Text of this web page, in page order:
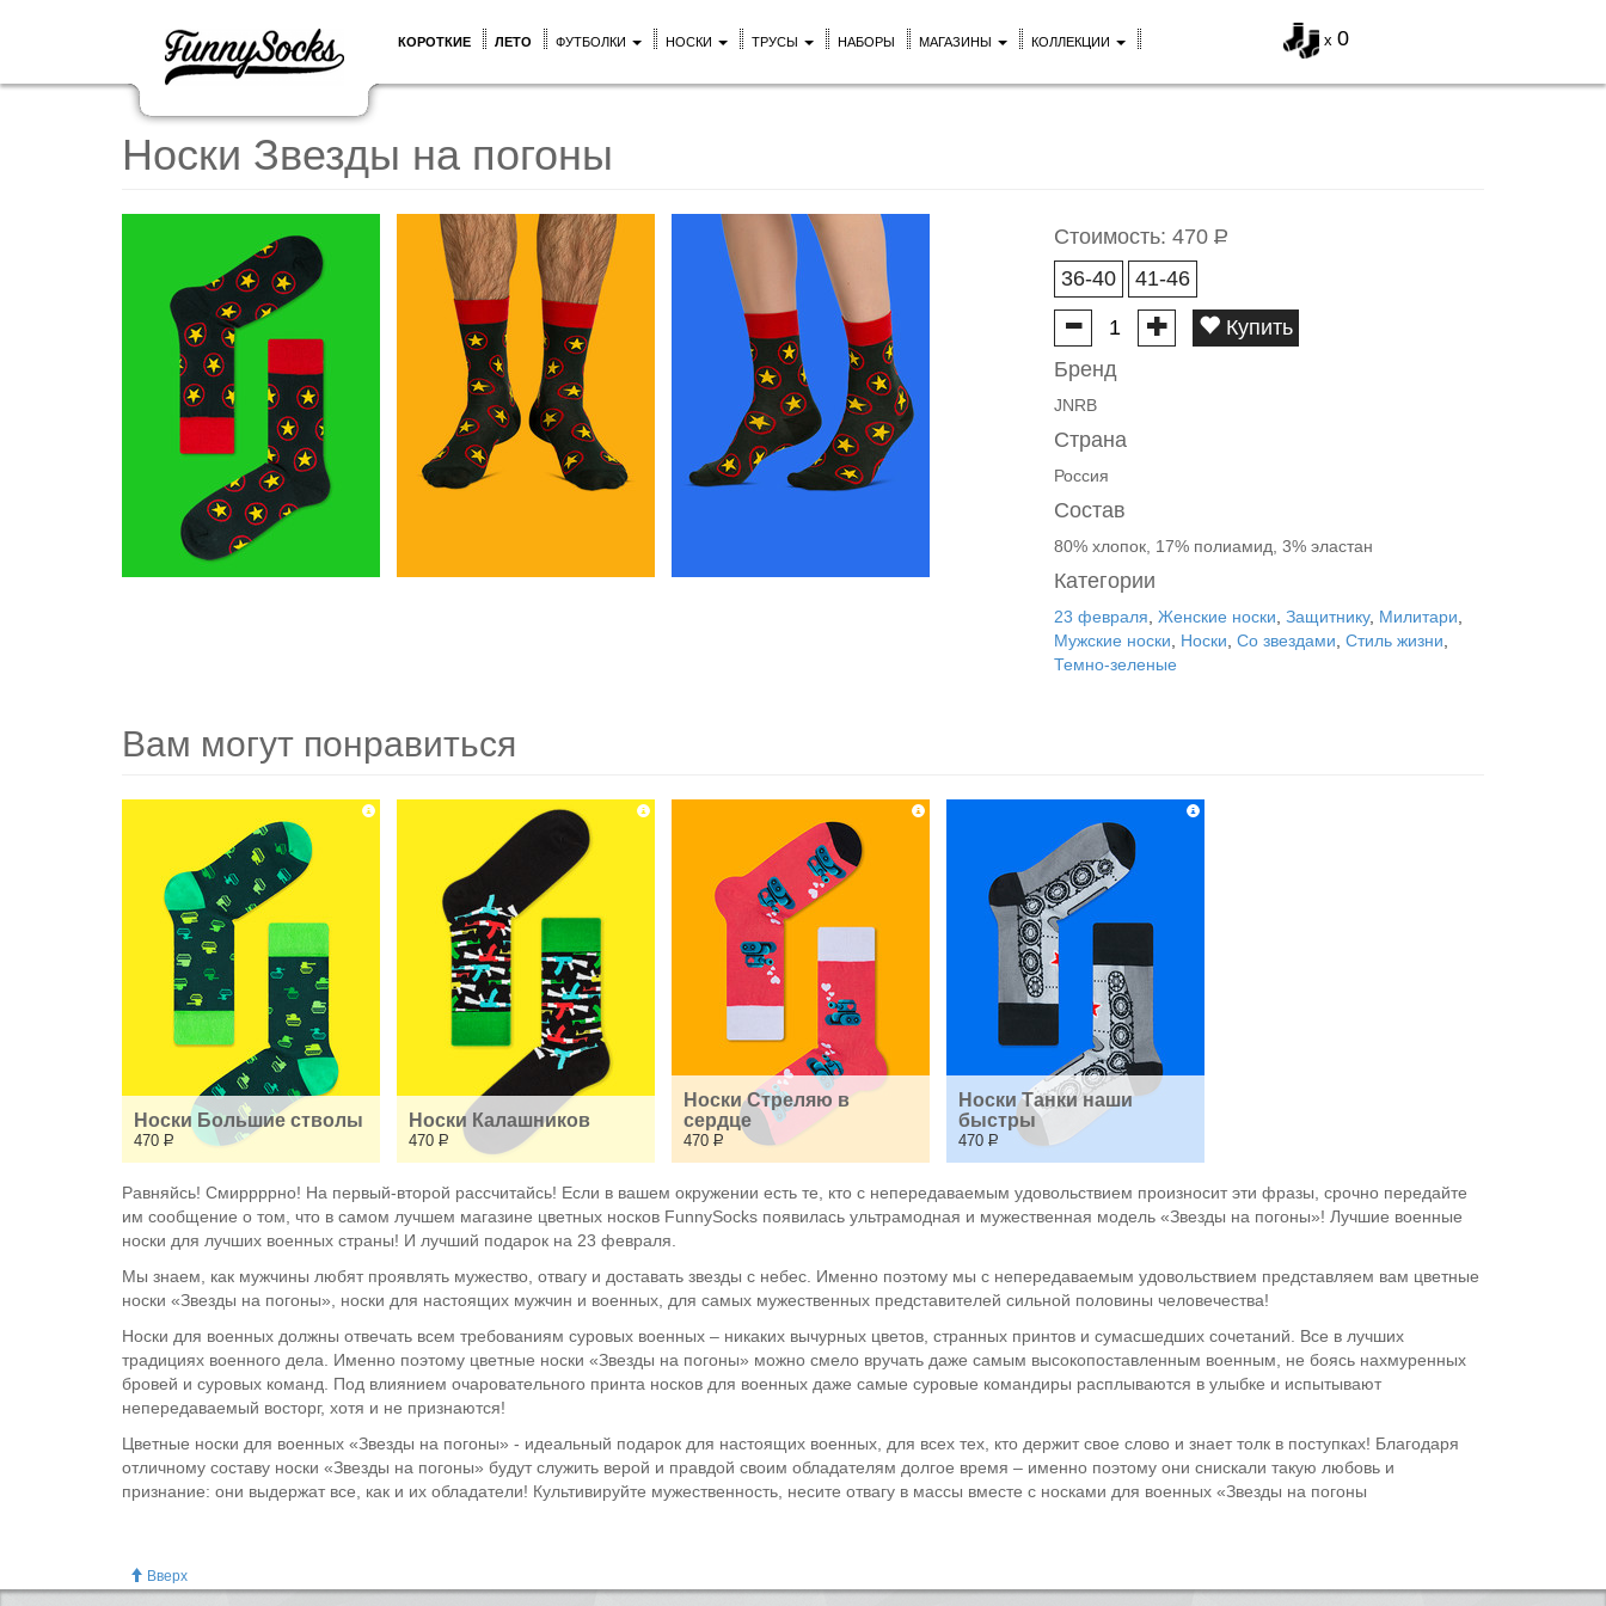
x 0
КОРОТКИЕ ЛЕТО ФУТБОЛКИ НОСКИ ТРУСЫ НАБОРЫ МАГАЗИНЫ КОЛЛЕКЦИИ
Носки Звезды на погоны
Стоимость: 470 Р
36-40
41-46
Купить
Бренд
JNRB
Страна
Россия
Состав
80% хлопок, 17% полиамид, 3% эластан
Категории
23 февраля Женские носки Защитнику, Милитари
Мужские носки
Носки Со звездами Стиль жизни
Темно-зеленые
Вам могут понравиться
Носки Большие стволы
470 Р
Носки Калашников
470 Р
Носки Стреляю в
сердце
470 Р
Носки Танки наши
быстры
470 Р
Равняйсь! Смиррррно! На первый-второй рассчитайсь! Если в вашем окружении есть те, кто с непередаваемым удовольствием произносит эти фразы, срочно передайте
им сообщение о том, что в самом лучшем магазине цветных носков FunnySocks появилась ультрамодная и мужественная модель «Звезды на погоны»! Лучшие военные
носки для лучших военных страны! И лучший подарок на 23 февраля.
Мы знаем, как мужчины любят проявлять мужество, отвагу и доставать звезды с небес. Именно поэтому мы с непередаваемым удовольствием представляем вам цветные
носки «Звезды на погоны», носки для настоящих мужчин и военных, для самых мужественных представителей сильной половины человечества!
Носки для военных должны отвечать всем требованиям суровых военных – никаких вычурных цветов, странных принтов и сумасшедших сочетаний. Все в лучших
традициях военного дела. Именно поэтому цветные носки «Звезды на погоны» можно смело вручать даже самым высокопоставленным военным, не боясь нахмуренных
бровей и суровых команд. Под влиянием очаровательного принта носков для военных даже самые суровые командиры расплываются в улыбке и испытывают
непередаваемый восторг, хотя и не признаются!
Цветные носки для военных «Звезды на погоны» - идеальный подарок для настоящих военных, для всех тех, кто держит свое слово и знает толк в поступках! Благодаря
отличному составу носки «Звезды на погоны» будут служить верой и правдой своим обладателям долгое время – именно поэтому они снискали такую любовь и
признание: они выдержат все, как и их обладатели! Культивируйте мужественность, несите отвагу в массы вместе с носками для военных «Звезды на погоны
Вверх